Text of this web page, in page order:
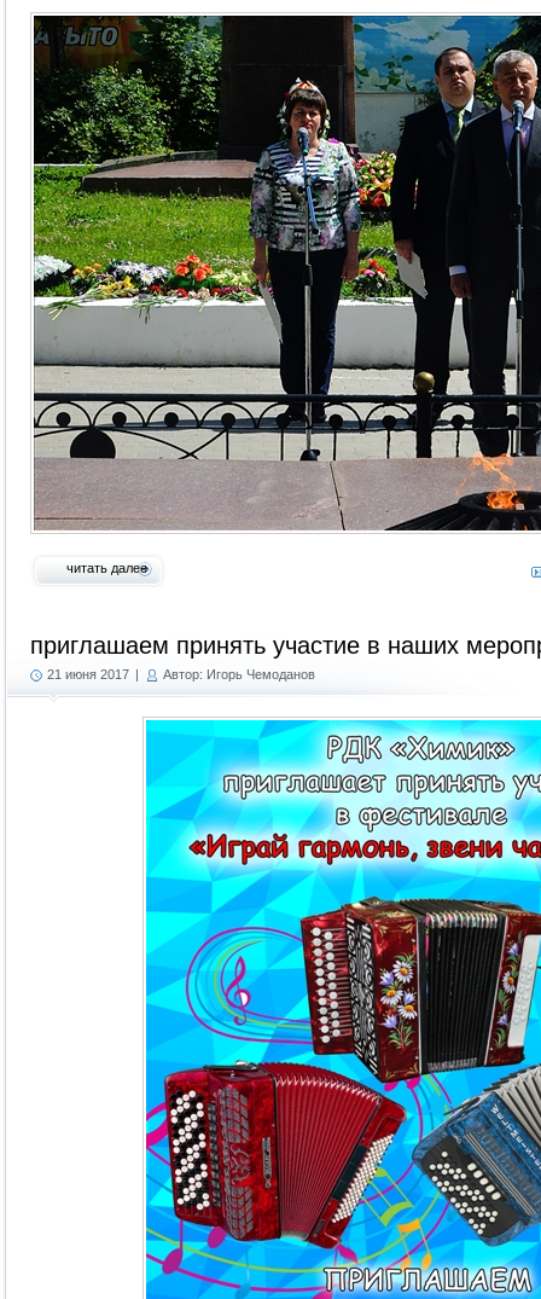
читать далее
приглашаем принять участие в наших
21 июня 2017 | Автор: Игорь Чемоданов